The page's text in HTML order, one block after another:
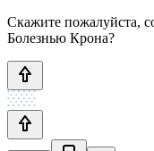
Скажите пожалуйста,
Болезнью Крона?